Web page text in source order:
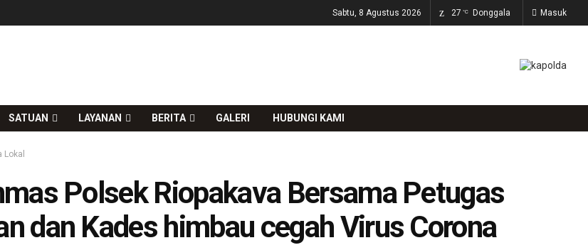
Sabtu, 8 Agustus 2026 27 °C Donggala Masuk
SATUAN LAYANAN BERITA GALERI HUBUNGI KAMI
Lokal
Polsek Riopakava Bersama Petugas
dan Kades himbau cegah Virus Corona